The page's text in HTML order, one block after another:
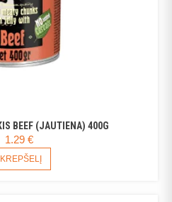
BEEF (JAUTIENA) 400G
1.29 €
Į KREPŠELĮ